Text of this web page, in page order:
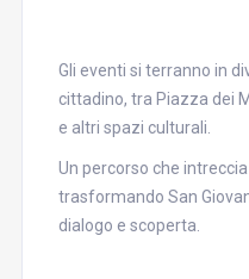
Gli eventi si terranno in
cittadino, tra Piazza dei
e altri spazi culturali.
Un percorso che
trasformando San
dialogo e scoperta.